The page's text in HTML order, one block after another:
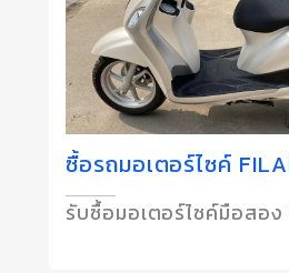
ซื้อรถมอเตอร์ไซค์
รับซื้อมอเตอร์ไซค์มือสอง